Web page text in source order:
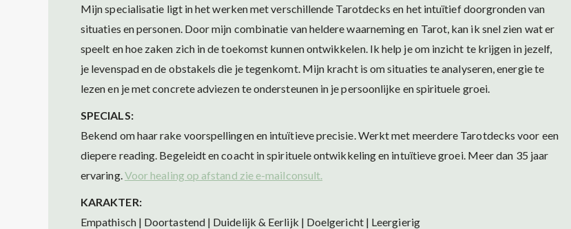
Mijn specialisatie ligt in het werken met verschillende Tarotdecks en het intuïtief doorgronden van
situaties en personen. Door mijn combinatie van heldere waarneming en Tarot, kan ik snel zien wat er
speelt en hoe zaken zich in de toekomst kunnen ontwikkelen. Ik help je om inzicht te krijgen in jezelf,
je levenspad en de obstakels die je tegenkomt. Mijn kracht is om situaties te analyseren, energie te
lezen en je met concrete adviezen te ondersteunen in je persoonlijke en spirituele groei.
SPECIALS:
Bekend om haar rake voorspellingen en intuïtieve precisie. Werkt met meerdere Tarotdecks voor een
diepere reading. Begeleidt en coacht in spirituele ontwikkeling en intuïtieve groei. Meer dan 35 jaar
ervaring. Voor healing op afstand zie e-mailconsult.
KARAKTER:
Empathisch | Doortastend | Duidelijk & Eerlijk | Doelgericht | Leergierig